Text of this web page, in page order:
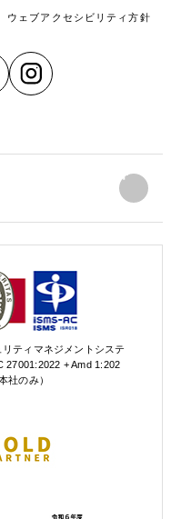
ウェブアクセシビリティ方針
ティマネジメントシステ
27001:2022 + Amd 1:202
社のみ）